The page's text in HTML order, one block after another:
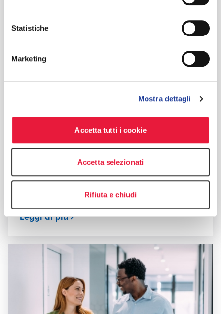
Statistiche
Marketing
Mostra dettagli
Accetta tutti i cookie
Accetta selezionati
Rifiuta e chiudi
Tax News luglio 2025
Leggi di più